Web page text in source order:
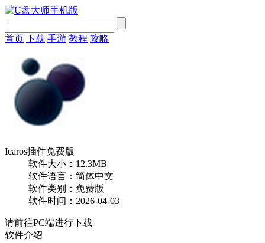
首页 下载 手游 教程 攻略
Icaros插件免费版
软件大小：12.3MB
软件语言：简体中文
软件类别：免费版
软件时间：2026-04-03
请前往PC端进行下载
软件介绍